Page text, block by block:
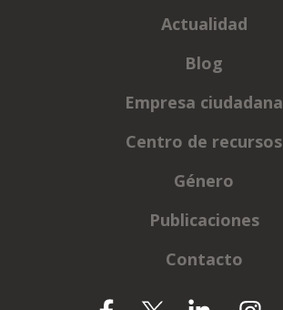
Actualidad
Blog
Empresa ciudadana
Centro de recursos
Género
Publicaciones
Contacto